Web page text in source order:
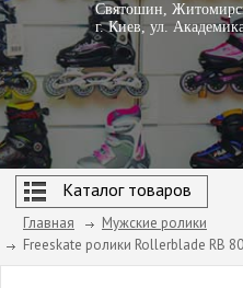
Святошин,
г. Киев, ул.
Каталог товаров
Главная
Мужские ролики
Freeskate ролики Rollerblade RB